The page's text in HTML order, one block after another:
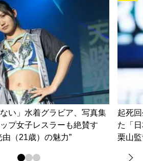
い」水着グラビア、写真集
プ女子レスラーも絶賛す
（21歳）の魅力”
起死
た「
栗山